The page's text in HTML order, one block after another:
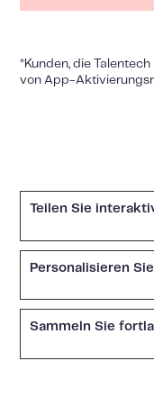
*Kunden, die
von App-
Teilen Sie
Personalisieren
Sammeln Sie